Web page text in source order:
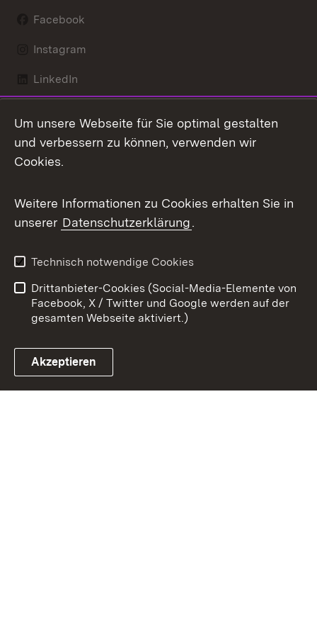
Facebook
Instagram
LinkedIn
X / Twitter
Youtube
Link zum Landesportal
Kontakt
Datenschutz
Barrierefreiheit
Impressum
Cookies
Um unsere Webseite für Sie optimal gestalten
und verbessern zu können, verwenden wir
Cookies.
Weitere Informationen zu Cookies erhalten Sie in
unserer Datenschutzerklärung.
Technisch notwendige Cookies
Drittanbieter-Cookies (Social-Media-Elemente von
Facebook, X / Twitter und Google werden auf der
gesamten Webseite aktiviert.)
Akzeptieren